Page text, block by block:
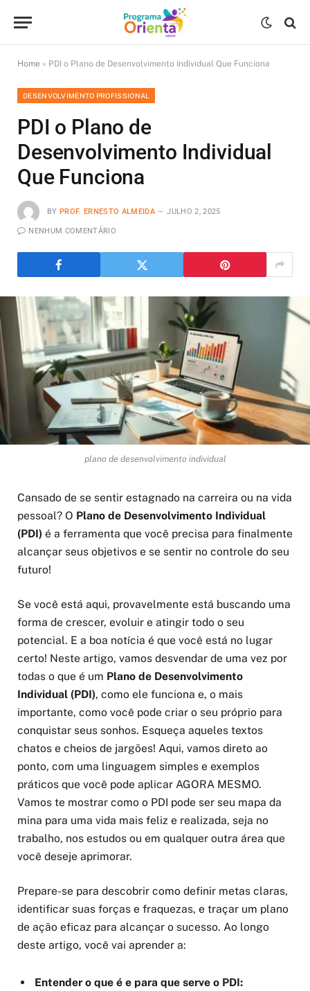
Home » PDI o Plano de Desenvolvimento Individual Que Funciona
DESENVOLVIMENTO PROFISSIONAL
PDI o Plano de
Desenvolvimento Individual
Que Funciona
BY PROF. ERNESTO ALMEIDA JULHO 2, 2025
NENHUM COMENTÁRIO
plano de desenvolvimento individual
Cansado de se sentir estagnado na carreira ou na vida
pessoal? O Plano de Desenvolvimento Individual
(PDI) é a ferramenta que você precisa para finalmente
alcançar seus objetivos e se sentir no controle do seu
futuro!
Se você está aqui, provavelmente está buscando uma
forma de crescer, evoluir e atingir todo o seu
potencial. E a boa notícia é que você está no lugar
certo! Neste artigo, vamos desvendar de uma vez por
todas o que é um Plano de Desenvolvimento
Individual (PDI), como ele funciona e, o mais
importante, como você pode criar o seu próprio para
conquistar seus sonhos. Esqueça aqueles textos
chatos e cheios de jargões! Aqui, vamos direto ao
ponto, com uma linguagem simples e exemplos
práticos que você pode aplicar AGORA MESMO.
Vamos te mostrar como o PDI pode ser seu mapa da
mina para uma vida mais feliz e realizada, seja no
trabalho, nos estudos ou em qualquer outra área que
você deseje aprimorar.
Prepare-se para descobrir como definir metas claras,
identificar suas forças e fraquezas, e traçar um plano
de ação eficaz para alcançar o sucesso. Ao longo
deste artigo, você vai aprender a:
Entender o que é e para que serve o PDI: